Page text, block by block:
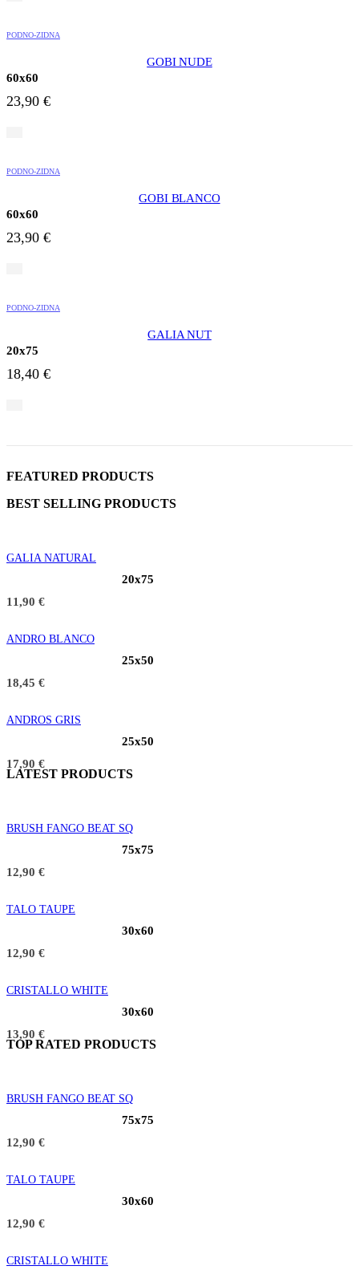
PODNO-ZIDNA
GOBI NUDE
60x60
23,90 €
PODNO-ZIDNA
GOBI BLANCO
60x60
23,90 €
PODNO-ZIDNA
GALIA NUT
20x75
18,40 €
FEATURED PRODUCTS
BEST SELLING PRODUCTS
GALIA NATURAL
20x75
11,90 €
ANDRO BLANCO
25x50
18,45 €
ANDROS GRIS
25x50
17,90 €
LATEST PRODUCTS
BRUSH FANGO BEAT SQ
75x75
12,90 €
TALO TAUPE
30x60
12,90 €
CRISTALLO WHITE
30x60
13,90 €
TOP RATED PRODUCTS
BRUSH FANGO BEAT SQ
75x75
12,90 €
TALO TAUPE
30x60
12,90 €
CRISTALLO WHITE